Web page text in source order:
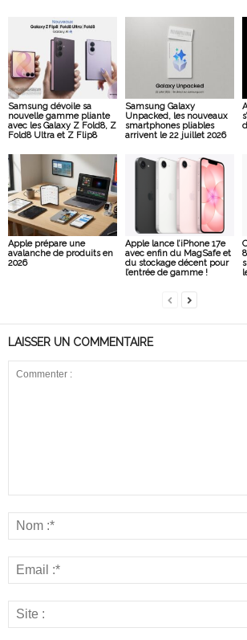
Samsung dévoile sa
nouvelle gamme pliante
avec les Galaxy Z Fold8, Z
Fold8 Ultra et Z Flip8
Samsung Galaxy
Unpacked, les nouveaux
smartphones pliables
arrivent le 22 juillet 2026
Apple prépare une
avalanche de produits en
2026
Apple lance l’iPhone 17e
avec enfin du MagSafe et
du stockage décent pour
l’entrée de gamme !
LAISSER UN COMMENTAIRE